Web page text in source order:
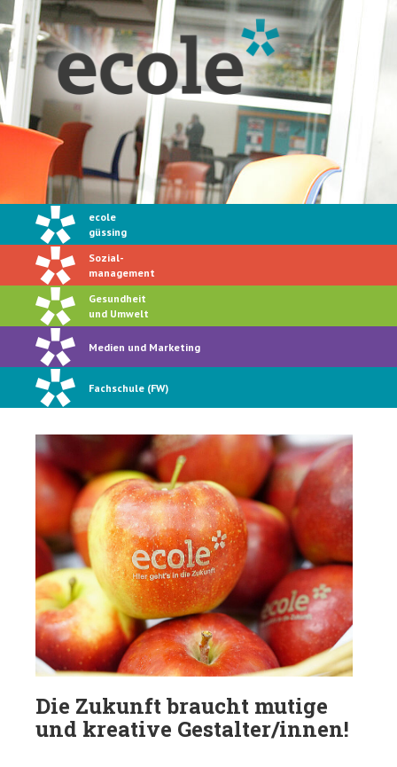
ecole
güssing
Sozial-
management
Gesundheit
und Umwelt
Medien und Marketing
Fachschule (FW)
Die Zukunft braucht mutige
und kreative Gestalter/innen!